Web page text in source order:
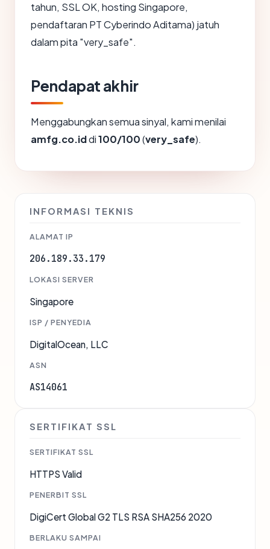
tahun, SSL OK, hosting Singapore,
pendaftaran PT Cyberindo Aditama) jatuh
dalam pita "very_safe".
Pendapat akhir
Menggabungkan semua sinyal, kami menilai
amfg.co.iddi100/100(very_safe).
INFORMASI TEKNIS
ALAMAT IP
206.189.33.179
LOKASI SERVER
Singapore
ISP / PENYEDIA
DigitalOcean, LLC
ASN
AS14061
SERTIFIKAT SSL
SERTIFIKAT SSL
HTTPS Valid
PENERBIT SSL
DigiCert Global G2 TLS RSA SHA256 2020
BERLAKU SAMPAI